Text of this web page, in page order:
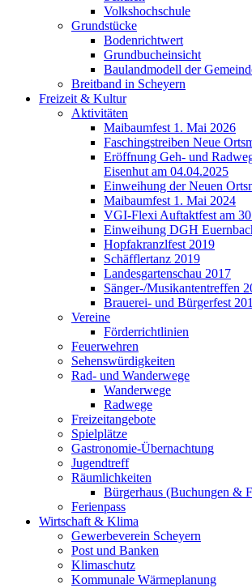
Volkshochschule
Grundstücke
Bodenrichtwert
Grundbucheinsicht
Baulandmodell der
Breitband in Scheyern
Freizeit & Kultur
Aktivitäten
Maibaumfest 1. Mai 2026
Faschingstreiben Neue
Eröffnung Geh- und
Eisenhut am 04.04.2025
Einweihung der Neuen
Maibaumfest 1. Mai 2024
VGI-Flexi Auftaktfest am
Einweihung DGH
Hopfakranzlfest 2019
Schäfflertanz 2019
Landesgartenschau 2017
Sänger-/Musikantentreffen
Brauerei- und Bürgerfest
Vereine
Förderrichtlinien
Feuerwehren
Sehenswürdigkeiten
Rad- und Wanderwege
Wanderwege
Radwege
Freizeitangebote
Spielplätze
Gastronomie-Übernachtung
Jugendtreff
Räumlichkeiten
Bürgerhaus (Buchungen &
Ferienpass
Wirtschaft & Klima
Gewerbeverein Scheyern
Post und Banken
Klimaschutz
Kommunale Wärmeplanung